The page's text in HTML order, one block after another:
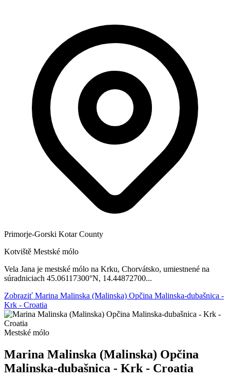
Primorje-Gorski Kotar County
Kotviště Mestské mólo
Vela Jana je mestské mólo na Krku, Chorvátsko, umiestnené na
súradniciach 45.06117300°N, 14.44872700...
Zobraziť Marina Malinska (Malinska) Opčina Malinska-dubašnica -
Krk - Croatia
Mestské mólo
Marina Malinska (Malinska) Opčina
Malinska-dubašnica - Krk - Croatia